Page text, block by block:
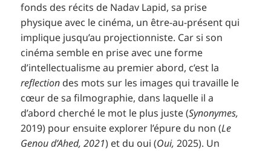
fonds des récits de Nadav Lapid, sa prise
physique avec le cinéma, un être-au-présent qui
implique jusqu’au projectionniste. Car si son
cinéma semble en prise avec une forme
d’intellectualisme au premier abord, c’est la
reflection des mots sur les images qui travaille le
cœur de sa filmographie, dans laquelle il a
d’abord cherché le mot le plus juste (Synonymes,
2019) pour ensuite explorer l’épure du non (Le
Genou d’Ahed, 2021) et du oui (Oui, 2025). Un